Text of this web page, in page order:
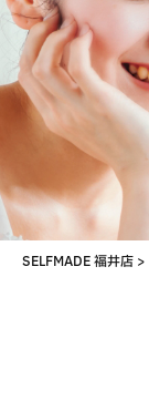
SELFMADE 福井店 >